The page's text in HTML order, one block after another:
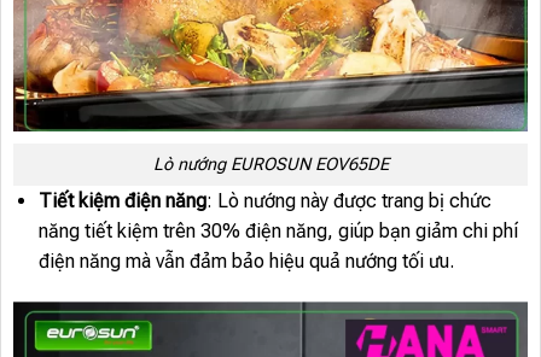
Lò nướng EUROSUN EOV65DE
Tiết kiệm điện năng: Lò nướng này được trang bị chức
năng tiết kiệm trên 30% điện năng, giúp bạn giảm chi phí
điện năng mà vẫn đảm bảo hiệu quả nướng tối ưu.